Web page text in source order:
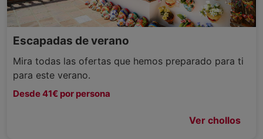
Escapadas de verano
Mira todas las ofertas que hemos preparado para ti
para este verano.
Desde 41€ por persona
Ver chollos